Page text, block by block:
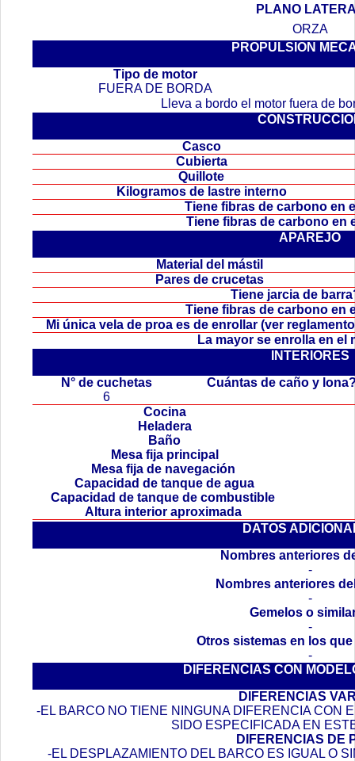
PLANO
ORZA
PROPULSION
Tipo de motor
FUERA DE BORDA
Lleva a bordo el motor fuera de
Casco
Cubierta
Quillote
Kilogramos de lastre interno
Tiene fibras de carbono en
Tiene fibras de carbono en
APAREJO
Material del mástil
Pares de crucetas
Tiene jarcia de
Tiene fibras de carbono en
Mi única vela de proa es de enrollar (ver
La mayor se enrolla en
INTERIORES
N° de cuchetas
Cuántas de caño y
6
Cocina
Heladera
Baño
Mesa fija principal
Mesa fija de navegación
Capacidad de tanque de agua
Capacidad de tanque de combustible
Altura interior aproximada
DATOS
Nombres anteriores
-
Nombres anteriores
-
Gemelos o
-
Otros sistemas en los
-
DIFERENCIAS CON
DIFERENCIAS
-EL BARCO NO TIENE NINGUNA DIFERENCIA CON
SIDO ESPECIFICADA EN
DIFERENCIAS DE
-EL DESPLAZAMIENTO DEL BARCO ES IGUAL O